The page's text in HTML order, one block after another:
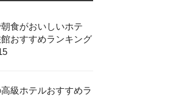
食がおいしいホテ
館おすすめランキング
級ホテルおすすめラ